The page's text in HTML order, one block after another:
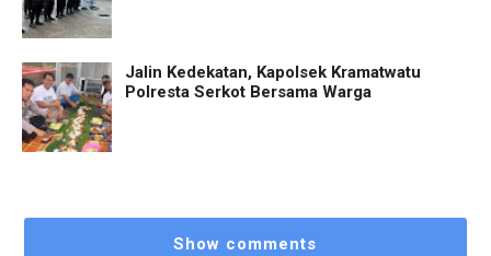
Jalin Kedekatan, Kapolsek Kramatwatu
Polresta Serkot Bersama Warga
Show comments